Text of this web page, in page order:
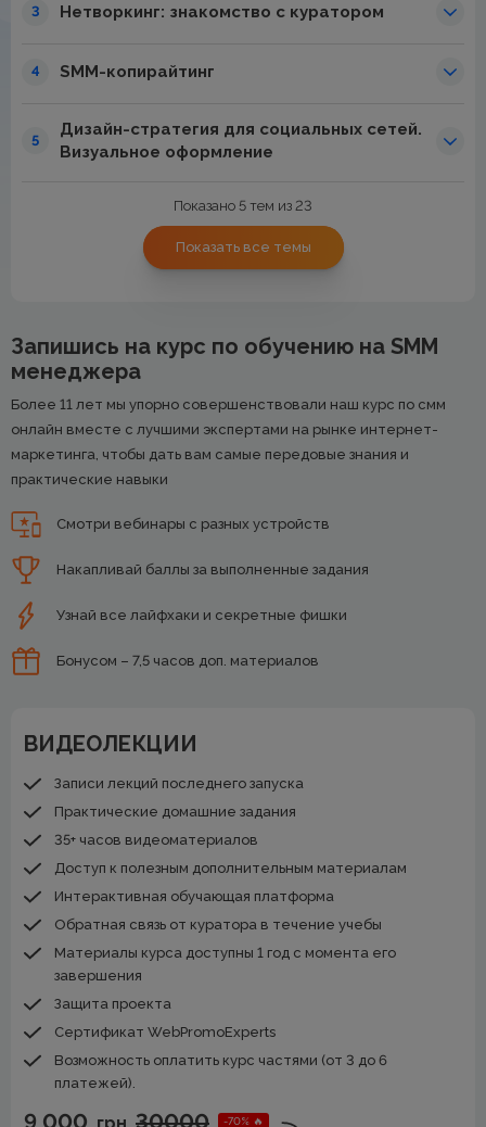
3 Нетворкинг: знакомство с куратором
4 SMM-копирайтинг
5
Дизайн-стратегия для социальных сетей.
Визуальное оформление
Показано 5 тем из 23
Показать все темы
Запишись на курс по обучению на SMM
менеджера
Более 11 лет мы упорно совершенствовали наш курс по смм
онлайн вместе с лучшими экспертами на рынке интернет-
маркетинга, чтобы дать вам самые передовые знания и
практические навыки
Смотри вебинары с разных устройств
Накапливай баллы за выполненные задания
Узнай все лайфхаки и секретные фишки
Бонусом – 7,5 часов доп. материалов
ВИДЕОЛЕКЦИИ
Записи лекций последнего запуска
Практические домашние задания
35+ часов видеоматериалов
Доступ к полезным дополнительным материалам
Интерактивная обучающая платформа
Обратная связь от куратора в течение учебы
Материалы курса доступны 1 год с момента его
завершения
Защита проекта
Сертификат WebPromoExperts
Возможность оплатить курс частями (от 3 до 6
платежей).
9 000 30000 -70% 🔥